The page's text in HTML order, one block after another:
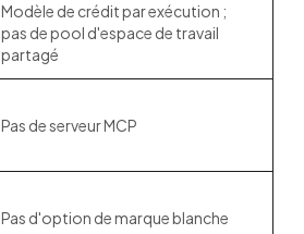
Modèle de crédit par exécution ;
pas de pool d'espace de travail
partagé
Pas de serveur MCP
Pas d'option de marque blanche